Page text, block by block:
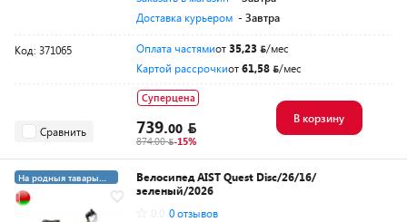
Доставка курьером - Завтра
Код: 371065 Оплата частямиот35,23
/мес
Картой рассрочкиот61,58 /мес
Сравнить
Суперцена
739.00
874.00 -15%
В корзину
На родныя тавары
4%
Велосипед AIST Quest Disc/26/16/
зеленый/2026
0 отзывов